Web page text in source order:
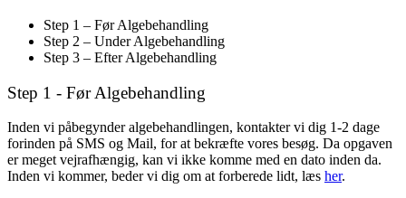
Step 1 – Før Algebehandling
Step 2 – Under Algebehandling
Step 3 – Efter Algebehandling
Step 1 - Før Algebehandling
Inden vi påbegynder algebehandlingen, kontakter vi dig 1-2 dage
forinden på SMS og Mail, for at bekræfte vores besøg. Da opgaven
er meget vejrafhængig, kan vi ikke komme med en dato inden da.
Inden vi kommer, beder vi dig om at forberede lidt, læs her.